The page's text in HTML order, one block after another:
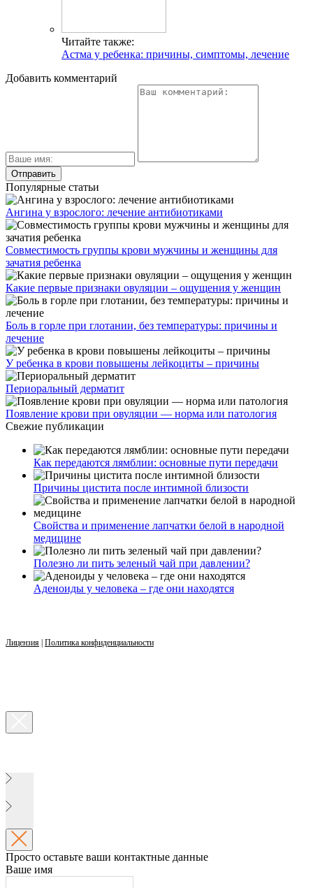
Читайте также:
Астма у ребенка: причины, симптомы, лечение
Добавить комментарий
Популярные статьи
Ангина у взрослого: лечение антибиотиками
Совместимость группы крови мужчины и женщины для
зачатия ребенка
Какие первые признаки овуляции – ощущения у женщин
Боль в горле при глотании, без температуры: причины и
лечение
У ребенка в крови повышены лейкоциты – причины
Периоральный дерматит
Появление крови при овуляции — норма или патология
Свежие публикации
Как передаются лямблии: основные пути передачи
Причины цистита после интимной близости
Свойства и применение лапчатки белой в народной
медицине
Полезно ли пить зеленый чай при давлении?
Аденоиды у человека – где они находятся
Лицензия Политика конфиденциальности
Просто оставьте ваши контактные данные
Ваше имя